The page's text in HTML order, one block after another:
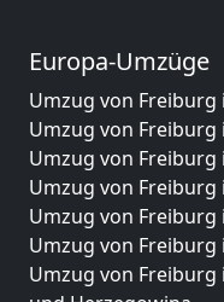
Europa-Umzüge
Umzug von Freiburg
Umzug von Freiburg
Umzug von Freiburg
Umzug von
Umzug von Freiburg
Umzug von
Umzug von Freiburg